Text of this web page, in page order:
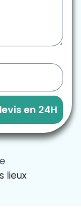
en 24H
lieux